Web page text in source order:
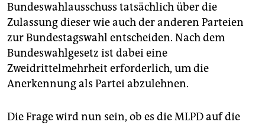
Bundeswahlausschuss tatsächlich über die
Zulassung dieser wie auch der anderen Parteien
zur Bundestagswahl entscheiden. Nach dem
Bundeswahlgesetz ist dabei eine
Zweidrittelmehrheit erforderlich, um die
Anerkennung als Partei abzulehnen.
Die Frage wird nun sein, ob es die MLPD auf die